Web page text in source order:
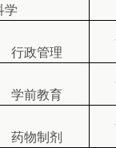
学
行政管理
学前教育
药物制剂